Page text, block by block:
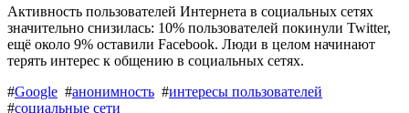
Активность пользователей Интернета в социальных сетях
значительно снизилась: 10% пользователей покинули Twitter,
ещё около 9% оставили Facebook. Люди в целом начинают
терять интерес к общению в социальных сетях.
#Google #анонимность #интересы пользователей
#социальные сети